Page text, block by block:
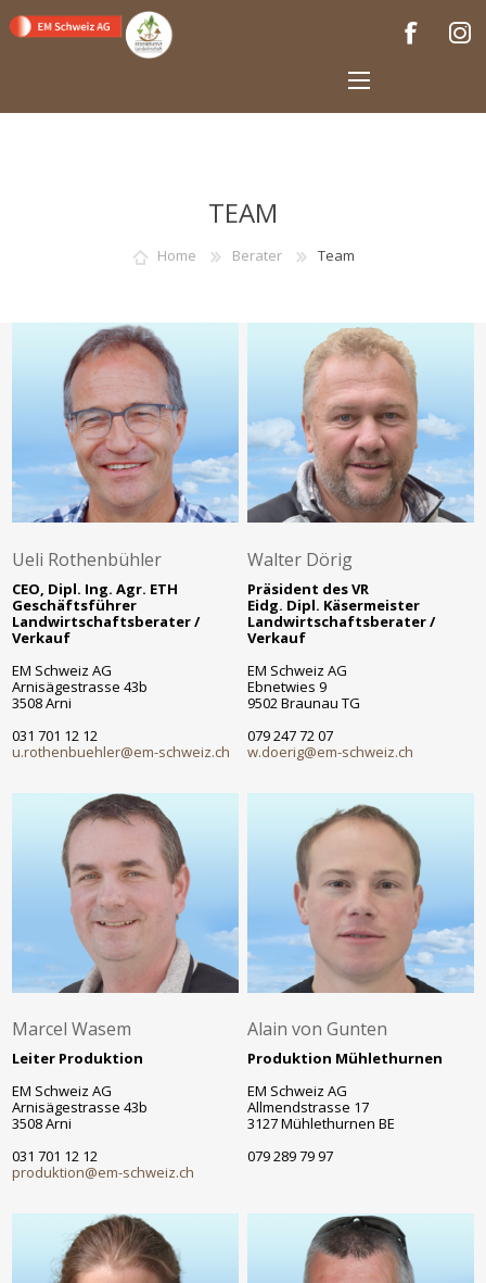
TEAM
Home Berater Team
Ueli Rothenbühler
CEO, Dipl. Ing. Agr. ETH
Geschäftsführer
Landwirtschaftsberater /
Verkauf
EM Schweiz AG
Arnisägestrasse 43b
3508 Arni
031 701 12 12
u.rothenbuehler@em-schweiz.ch
Walter Dörig
Präsident des VR
Eidg. Dipl. Käsermeister
Landwirtschaftsberater /
Verkauf
EM Schweiz AG
Ebnetwies 9
9502 Braunau TG
079 247 72 07
w.doerig@em-schweiz.ch
Marcel Wasem
Leiter Produktion
EM Schweiz AG
Arnisägestrasse 43b
3508 Arni
031 701 12 12
produktion@em-schweiz.ch
Alain von Gunten
Produktion Mühlethurnen
EM Schweiz AG
Allmendstrasse 17
3127 Mühlethurnen BE
079 289 79 97